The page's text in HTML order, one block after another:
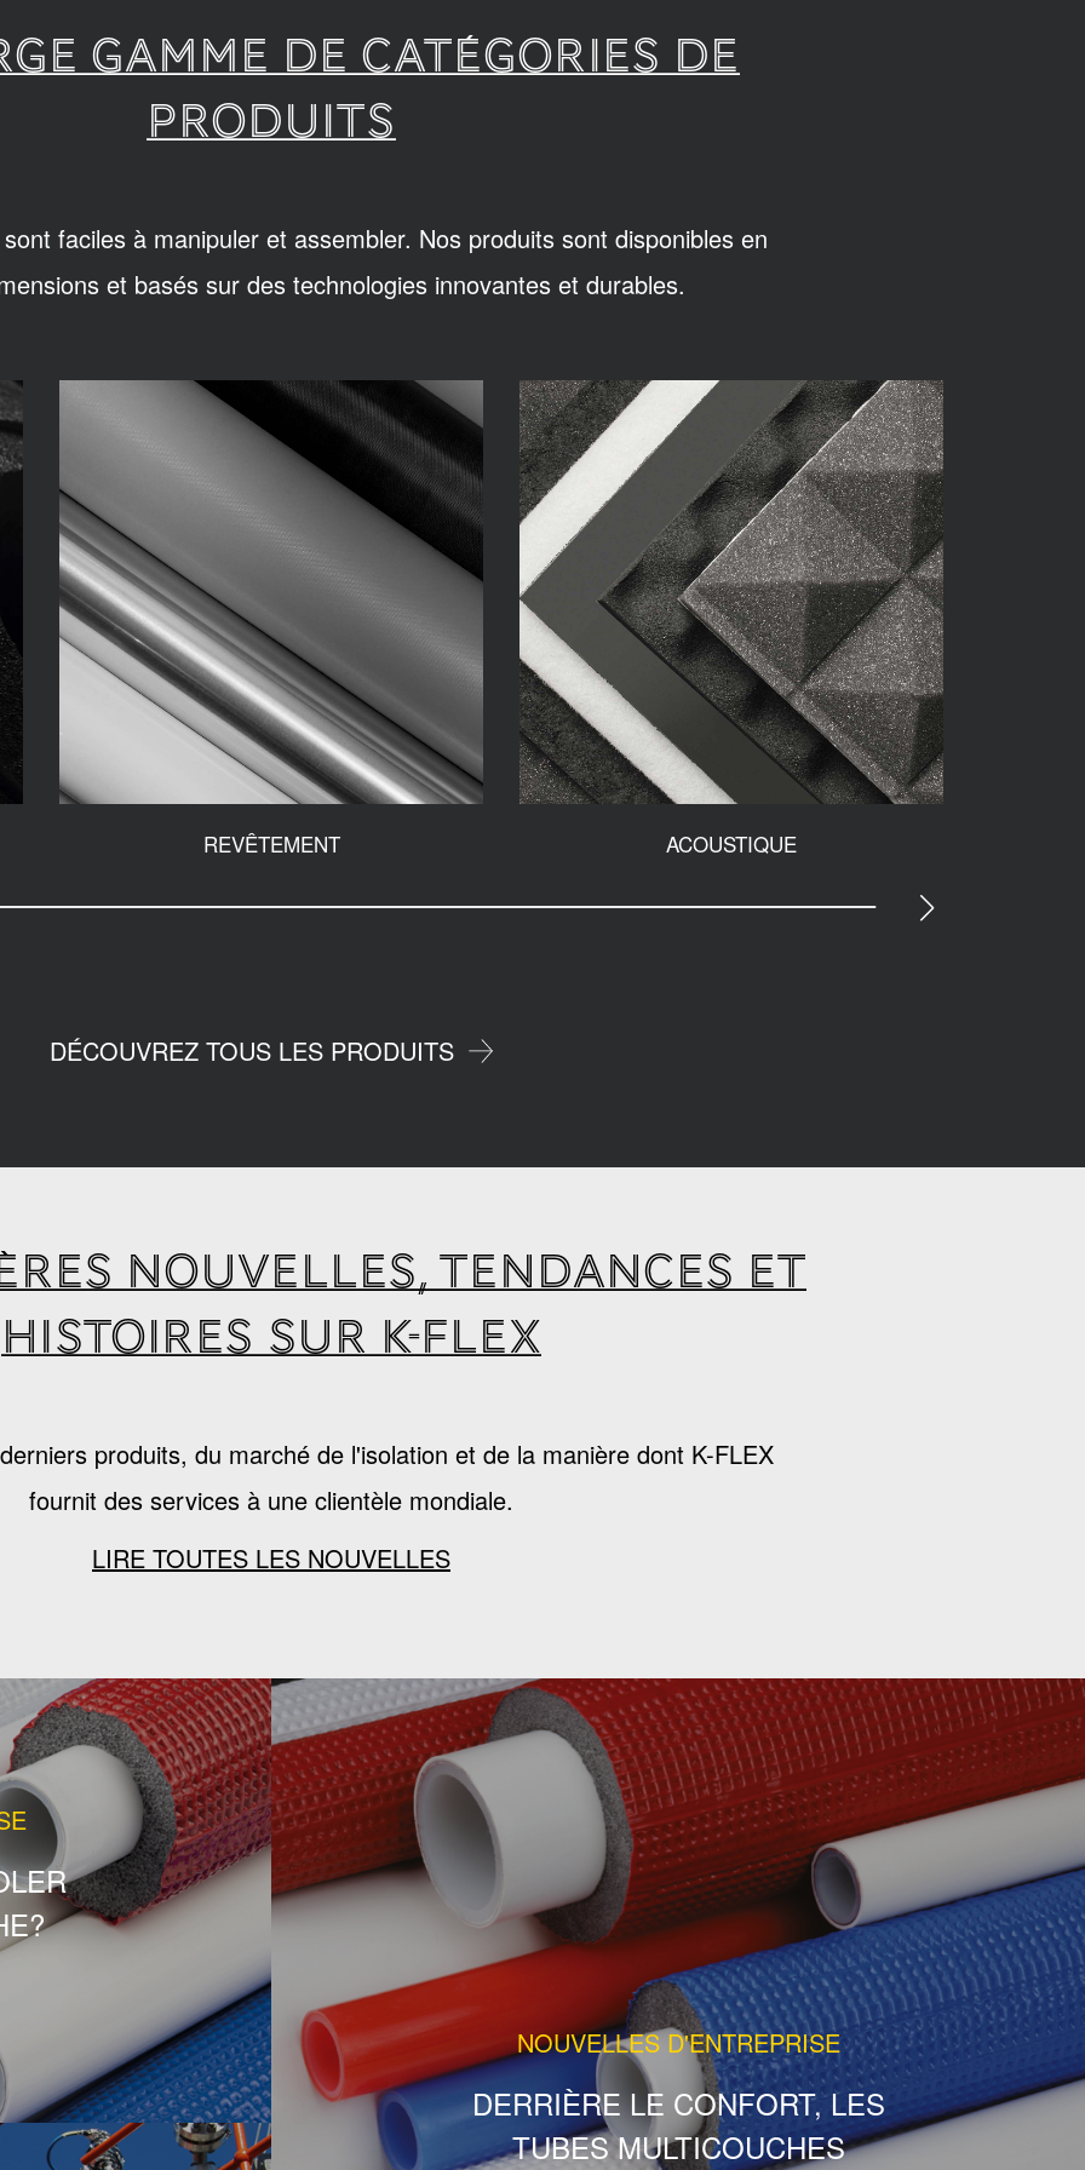
GAMME DE CATÉGORIES DE
PRODUITS
faciles à manipuler et assembler. Nos produits sont disponibles en
et basés sur des technologies innovantes et durables.
REVÊTEMENT ACOUSTIQUE
DÉCOUVREZ TOUS LES PRODUITS
NOUVELLES, TENDANCES ET
HISTOIRES SUR K-FLEX
produits, du marché de l'isolation et de la manière dont K-FLEX
fournit des services à une clientèle mondiale.
LIRE TOUTES LES NOUVELLES
NOUVELLES D'ENTREPRISE
DERRIÈRE LE CONFORT, LES
TUBES MULTICOUCHES